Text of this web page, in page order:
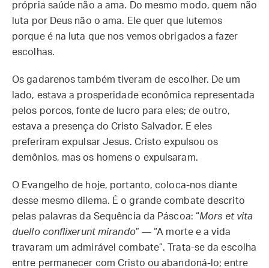
própria saúde não a ama. Do mesmo modo, quem não
luta por Deus não o ama. Ele quer que lutemos
porque é na luta que nos vemos obrigados a fazer
escolhas.
Os gadarenos também tiveram de escolher. De um
lado, estava a prosperidade econômica representada
pelos porcos, fonte de lucro para eles; de outro,
estava a presença do Cristo Salvador. E eles
preferiram expulsar Jesus. Cristo expulsou os
demônios, mas os homens o expulsaram.
O Evangelho de hoje, portanto, coloca-nos diante
desse mesmo dilema. É o grande combate descrito
pelas palavras da Sequência da Páscoa: “Mors et vita
duello conflixerunt mirando” — “A morte e a vida
travaram um admirável combate”. Trata-se da escolha
entre permanecer com Cristo ou abandoná-lo; entre